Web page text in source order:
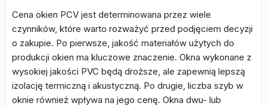
Cena okien PCV jest determinowana przez wiele
czynników, które warto rozważyć przed podjęciem decyzji
o zakupie. Po pierwsze, jakość materiałów użytych do
produkcji okien ma kluczowe znaczenie. Okna wykonane z
wysokiej jakości PVC będą droższe, ale zapewnią lepszą
izolację termiczną i akustyczną. Po drugie, liczba szyb w
oknie również wpływa na jego cenę. Okna dwu- lub